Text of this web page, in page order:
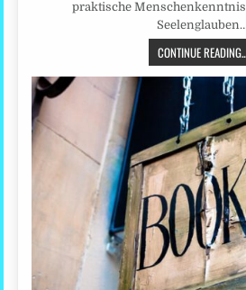
praktische
CONTINUE READING...